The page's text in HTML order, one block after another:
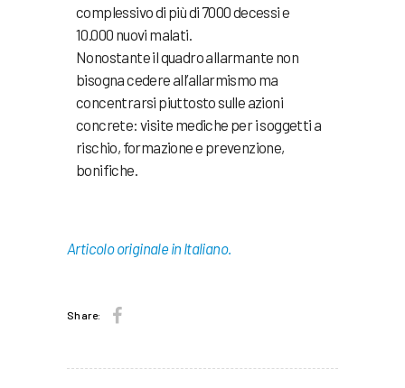
complessivo di più di 7000 decessi e
10.000 nuovi malati.
Nonostante il quadro allarmante non
bisogna cedere all’allarmismo ma
concentrarsi piuttosto sulle azioni
concrete: visite mediche per i soggetti a
rischio, formazione e prevenzione,
bonifiche.
Articolo originale in Italiano.
Share: